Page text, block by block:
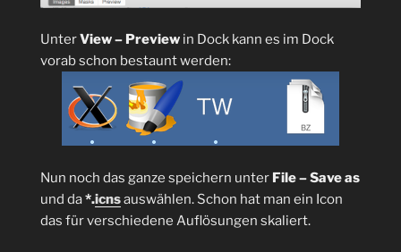
UnterView – Preview in Dock kann es im Dock
vorab schon bestaunt werden:
Nun noch das ganze speichern unter File – Save as
und da*.icnsauswählen. Schon hat man ein Icon
das für verschiedene Auflösungen skaliert.